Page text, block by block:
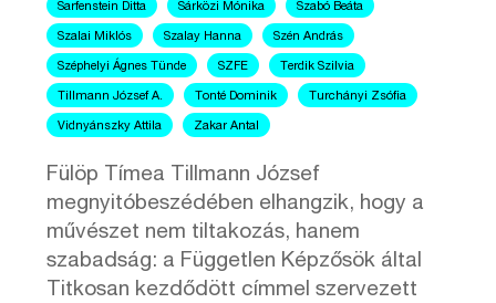
Sarfenstein Ditta Sárközi Mónika Szabó Beáta
Szalai Miklós Szalay Hanna Szén András
Széphelyi Ágnes Tünde SZFE Terdik Szilvia
Tillmann József A. Tonté Dominik Turchányi Zsófia
Vidnyánszky Attila Zakar Antal
Fülöp Tímea Tillmann József
megnyitóbeszédében elhangzik, hogy a
művészet nem tiltakozás, hanem
szabadság: a Független Képzősök által
Titkosan kezdődött címmel szervezett